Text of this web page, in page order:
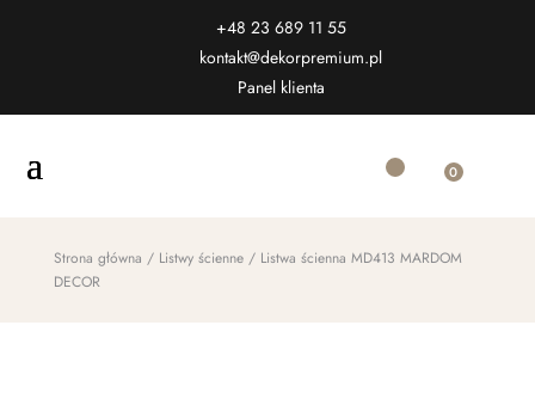
+48 23 689 11 55
kontakt@dekorpremium.pl
Panel klienta
0
Strona główna / Listwy ścienne/ Listwa ścienna MD413 MARDOM
DECOR